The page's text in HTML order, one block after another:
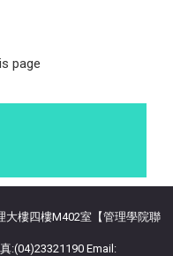
page
大樓四樓M402室【管理學院聯
:(04)23321190 Email: